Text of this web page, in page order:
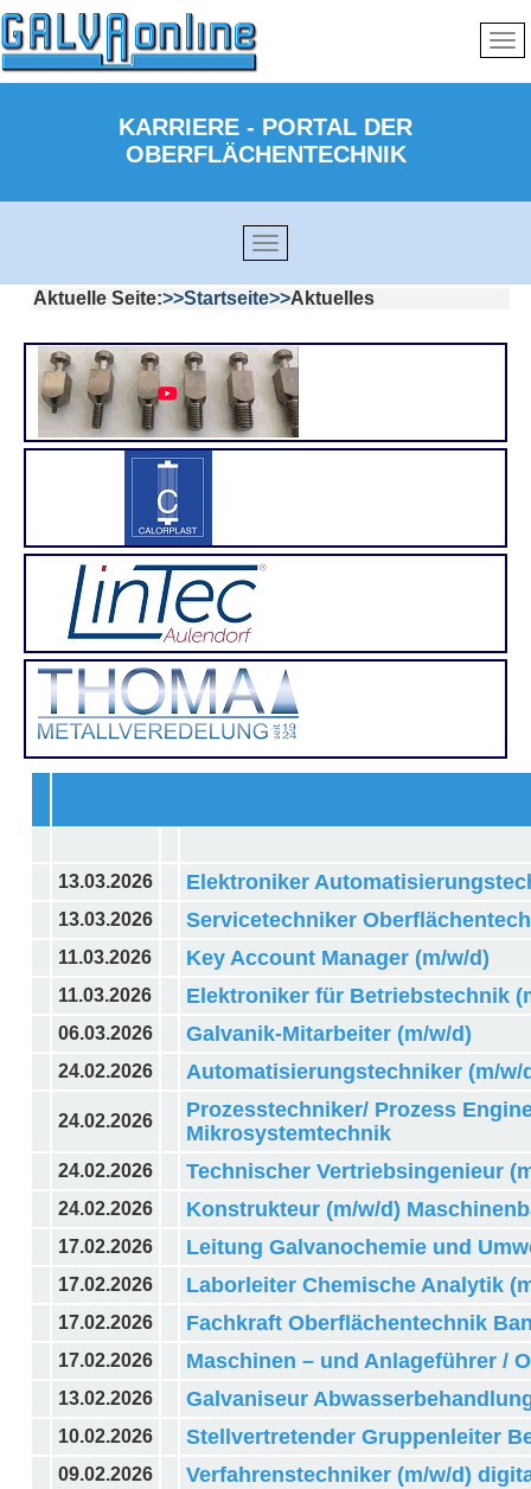
KARRIERE - PORTAL DER
OBERFLÄCHENTECHNIK
Aktuelle Seite: Startseite Aktuelles
13.03.2026 Elektroniker
13.03.2026 Servicetechniker
11.03.2026 Key Account Manager (m/w/d)
11.03.2026 Elektroniker für Betriebstechnik
06.03.2026 Galvanik-Mitarbeiter (m/w/d)
24.02.2026 Automatisierungstechniker (m/w/
24.02.2026
Prozesstechniker/ Prozess
Mikrosystemtechnik
24.02.2026 Technischer Vertriebsingenieur
24.02.2026 Konstrukteur (m/w/d)
17.02.2026 Leitung Galvanochemie und
17.02.2026 Laborleiter Chemische Analytik
17.02.2026 Fachkraft Oberflächentechnik
17.02.2026 Maschinen – und Anlageführer /
13.02.2026 Galvaniseur
10.02.2026 Stellvertretender Gruppenleiter
09.02.2026 Verfahrenstechniker (m/w/d)